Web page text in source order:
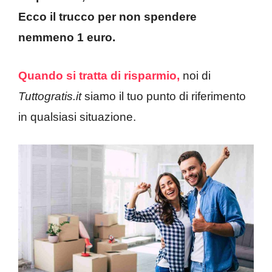
Ecco il trucco per non spendere
nemmeno 1 euro.
Quando si tratta di risparmio, noi di
Tuttogratis.itsiamo il tuo punto di riferimento
in qualsiasi situazione.